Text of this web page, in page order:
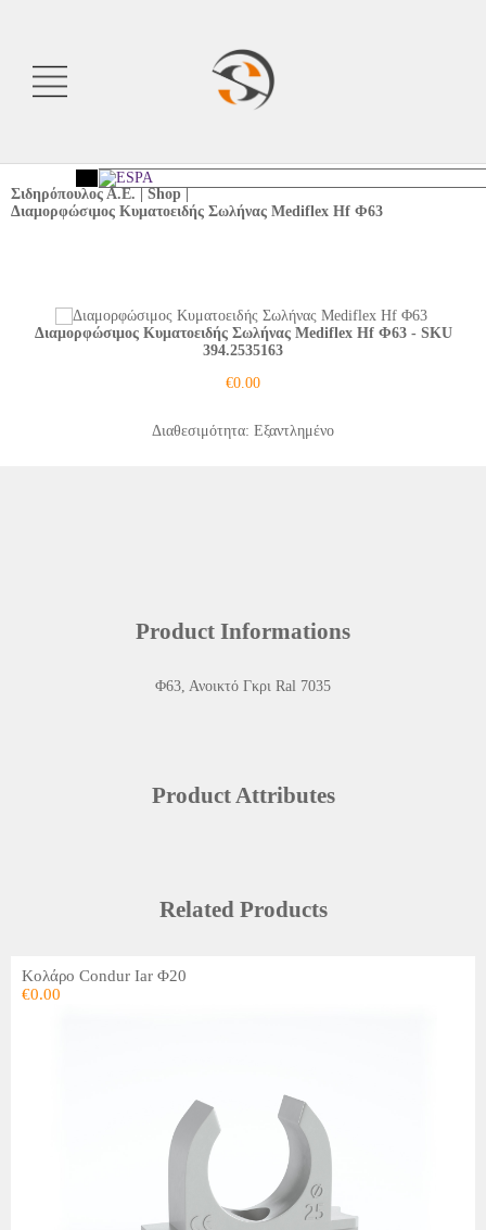
<
Σιδηρόπουλος Α.Ε. Shop
Διαμορφώσιμος Κυματοειδής Σωλήνας Mediflex Hf Φ63
Διαμορφώσιμος Κυματοειδής Σωλήνας Mediflex Hf Φ63 - SKU
394.2535163
€0.00
Διαθεσιμότητα: Εξαντλημένο
Product Informations
Φ63, Ανοικτό Γκρι Ral 7035
Product Attributes
Related Products
Κολάρο Condur Iar Φ20
€0.00